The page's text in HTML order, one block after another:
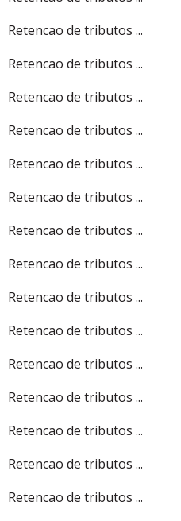
Retencao de tributos ...
Retencao de tributos ...
Retencao de tributos ...
Retencao de tributos ...
Retencao de tributos ...
Retencao de tributos ...
Retencao de tributos ...
Retencao de tributos ...
Retencao de tributos ...
Retencao de tributos ...
Retencao de tributos ...
Retencao de tributos ...
Retencao de tributos ...
Retencao de tributos ...
Retencao de tributos ...